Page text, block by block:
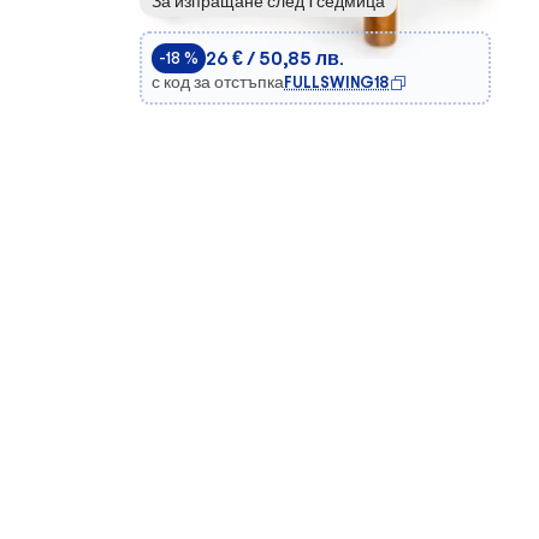
-18 % 26 € / 50,85 лв.
с код за отстъпкаFULLSWING18